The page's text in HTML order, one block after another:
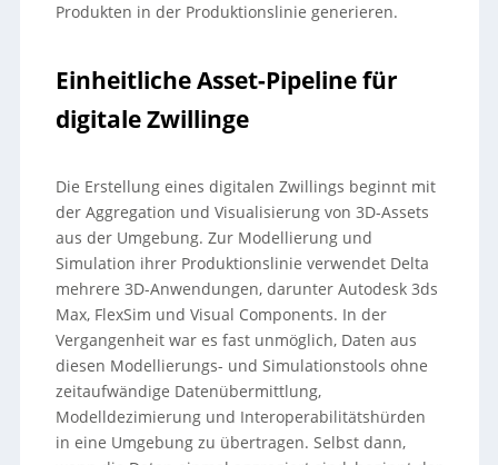
Produkten in der Produktionslinie generieren.
Einheitliche Asset-Pipeline für
digitale Zwillinge
Die Erstellung eines digitalen Zwillings beginnt mit
der Aggregation und Visualisierung von 3D-Assets
aus der Umgebung. Zur Modellierung und
Simulation ihrer Produktionslinie verwendet Delta
mehrere 3D-Anwendungen, darunter Autodesk 3ds
Max, FlexSim und Visual Components. In der
Vergangenheit war es fast unmöglich, Daten aus
diesen Modellierungs- und Simulationstools ohne
zeitaufwändige Datenübermittlung,
Modelldezimierung und Interoperabilitätshürden
in eine Umgebung zu übertragen. Selbst dann,